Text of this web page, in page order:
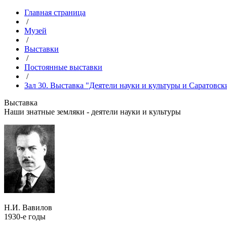
Главная страница
/
Музей
/
Выставки
/
Постоянные выставки
/
Зал 30. Выставка "Деятели науки и культуры и
Выставка
Наши знатные земляки - деятели науки и культуры
Н.И. Вавилов
1930-е годы